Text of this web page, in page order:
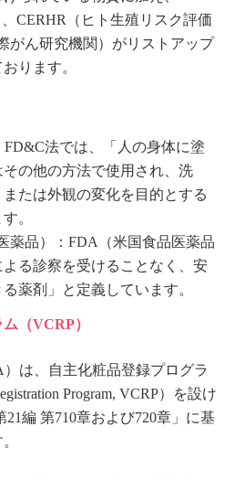
CERHR（ヒト生殖リスク評価
がん研究機関）がリストアップ
ります。
FD&C法では、「人の身体に塗
の他の方法で使用され、洗
たは外観の変化を目的とする
。
薬品）：FDA（米国食品医薬品
る診察を受けることなく、安
薬剤」と定義しています。
（VCRP）
は、自主化粧品登録プログラ
Program, VCRP）を設け
編 第710章および720章」に基